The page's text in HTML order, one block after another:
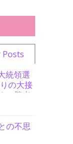
統領選
の大接
で勝者
の不思